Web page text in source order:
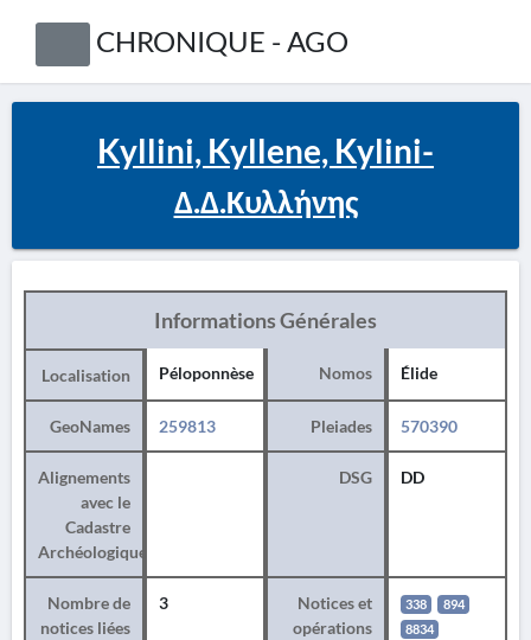
CHRONIQUE - AGO
Kyllini, Kyllene, Kylini-
Δ.Δ.Κυλλήνης
Informations Générales
Localisation Péloponnèse Nomos Élide
GeoNames 259813 Pleiades 570390
Alignements
avec le
Cadastre
Archéologique
DSG DD
Nombre de
notices liées
3
Notices et
opérations
338
894
8834